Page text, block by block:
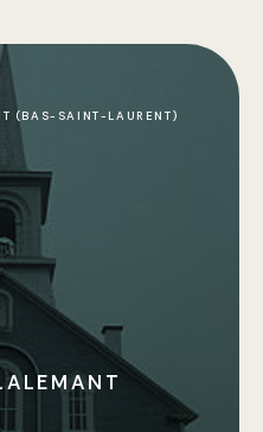
(BAS-SAINT-LAURENT)